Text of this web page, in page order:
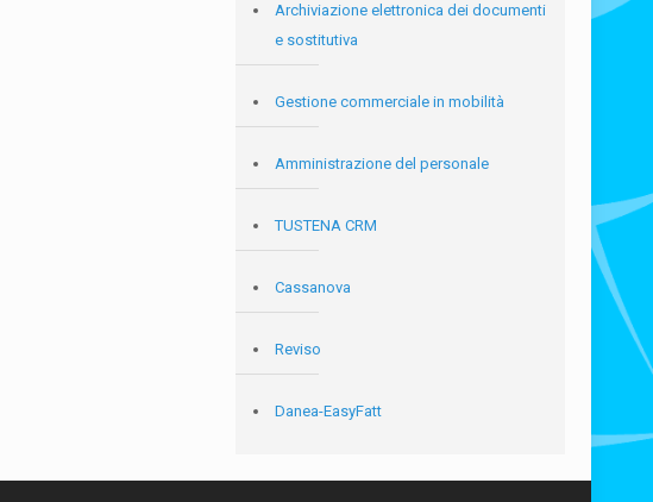
Archiviazione elettronica dei documenti
e sostitutiva
Gestione commerciale in mobilità
Amministrazione del personale
TUSTENA CRM
Cassanova
Reviso
Danea-EasyFatt